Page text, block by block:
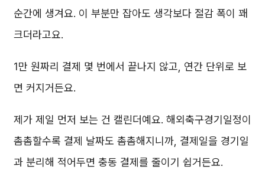
순간에 생겨요. 이 부분만 잡아도 생각보다 절감 폭이 꽤
크더라고요.
1만 원짜리 결제 몇 번에서 끝나지 않고, 연간 단위로 보
면 커지거든요.
제가 제일 먼저 보는 건 캘린더예요. 해외축구경기일정이
촘촘할수록 결제 날짜도 촘촘해지니까, 결제일을 경기일
과 분리해 적어두면 충동 결제를 줄이기 쉽거든요.